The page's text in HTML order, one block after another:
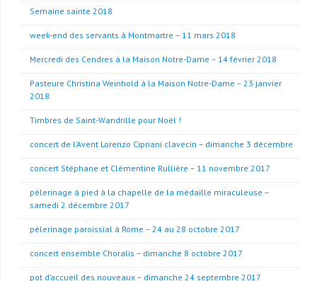
Semaine sainte 2018
week-end des servants à Montmartre – 11 mars 2018
Mercredi des Cendres à la Maison Notre-Dame – 14 février 2018
Pasteure Christina Weinhold à la Maison Notre-Dame – 23 janvier
2018
Timbres de Saint-Wandrille pour Noël !
concert de l’Avent Lorenzo Cipriani clavecin – dimanche 3 décembre
concert Stéphane et Clémentine Rullière – 11 novembre 2017
pèlerinage à pied à la chapelle de la médaille miraculeuse –
samedi 2 décembre 2017
pèlerinage paroissial à Rome – 24 au 28 octobre 2017
concert ensemble Choralis – dimanche 8 octobre 2017
pot d’accueil des nouveaux – dimanche 24 septembre 2017